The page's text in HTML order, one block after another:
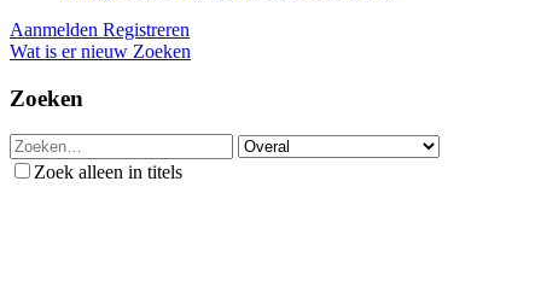
Aanmelden Registreren
Wat is er nieuw Zoeken
Zoeken
Zoek alleen in titels